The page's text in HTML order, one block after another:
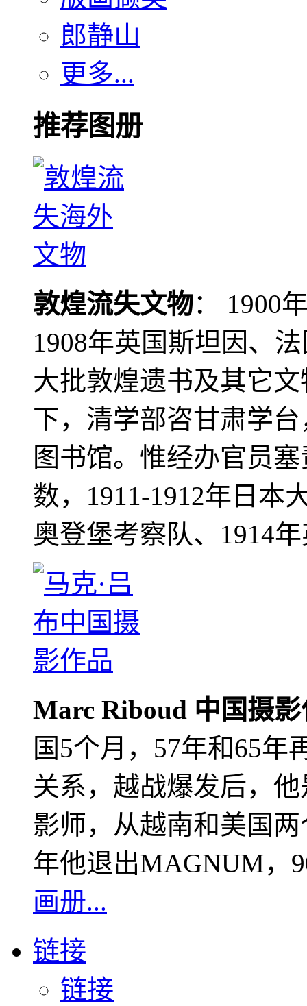
郎静山
更多...
推荐图册
敦煌流失文物： 1900
1908年英国斯坦因、
大批敦煌遗书及其它
下，清学部咨甘肃学
图书馆。惟经办官员
数，1911-1912年日本
奥登堡考察队、1914
Marc Riboud 中国摄
国5个月，57年和65年
关系，越战爆发后，
影师，从越南和美国
年他退出MAGNUM，
画册...
链接
链接